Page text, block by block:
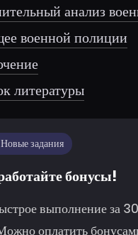
анализ
военной полиции
литературы
Новые задания
бонусы!
выполнение за
оплатить